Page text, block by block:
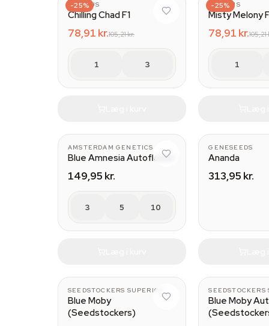
-25%
AZARIUS
Chilling Chad F1
78,91 kr.105,21 kr.
1 3
-25%
AZARIUS
Misty Melony
78,91 kr.105,21
1
AMSTERDAM GENETICS
Blue Amnesia Autoflower
149,95 kr.
3 5 10
GENESEEDS
Ananda
313,95 kr.
SEEDSTOCKERS SUPERIOR
Blue Moby
(Seedstockers)
SEEDSTOCKERS
Blue Moby